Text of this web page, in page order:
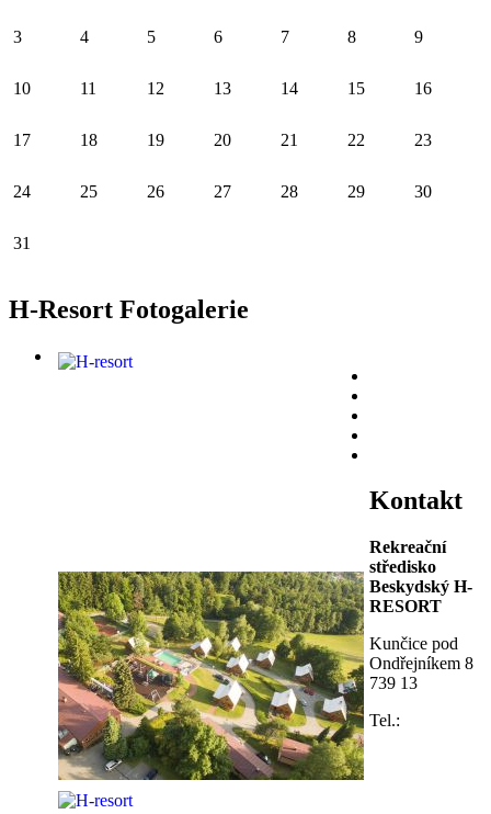
3 4 5 6 7 8 9
10 11 12 13 14 15 16
17 18 19 20 21 22 23
24 25 26 27 28 29 30
31
H-Resort Fotogalerie
Kontakt
Rekreační
středisko
Beskydský H-
RESORT
Kunčice pod
Ondřejníkem 8
739 13
Tel.: